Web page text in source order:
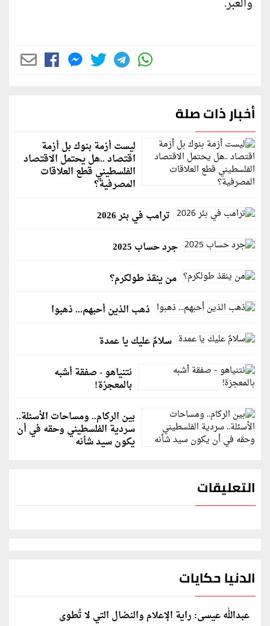
أخبار ذات صلة
ليست أزمة بنوك بل أزمة
اقتصاد ..هل يحتمل الاقتصاد
الفلسطيني قطع العلاقات
المصرفية؟
ترامب في بئر 2026
جرد حساب 2025
من ينقذ طولكرم؟
ذهب الذين أحبهم... ذهبوا
سلامٌ عليك يا عمدة
نتنياهو - صفقة أشبه
بالمعجزة!
بين الركام.. ومساحات الأسئلة..
سردية الفلسطيني وحقه في أن
يكون سيد شأنه
التعليقات
الدنيا حكايات
عبدالله عيسى: راية الإعلام والنضال التي لا تُطوى